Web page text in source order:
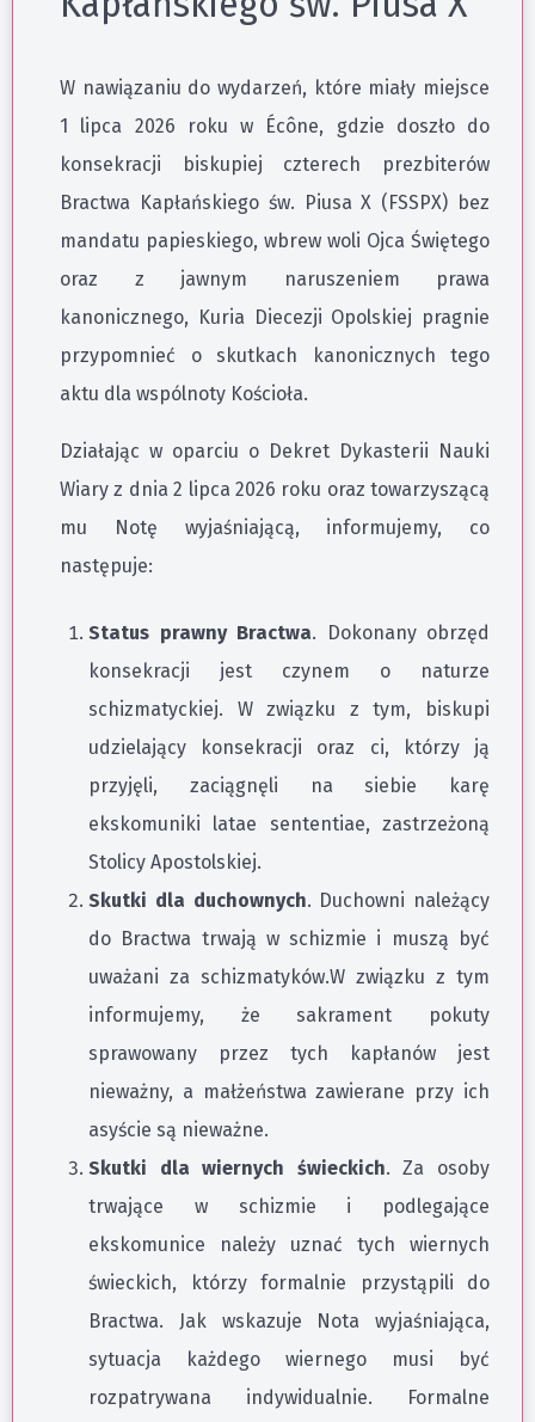
W nawiązaniu do wydarzeń, które miały miejsce
1 lipca 2026 roku w Écône, gdzie doszło do
konsekracji biskupiej czterech prezbiterów
Bractwa Kapłańskiego św. Piusa X (FSSPX) bez
mandatu papieskiego, wbrew woli Ojca Świętego
oraz z jawnym naruszeniem prawa
kanonicznego, Kuria Diecezji Opolskiej pragnie
przypomnieć o skutkach kanonicznych tego
aktu dla wspólnoty Kościoła.
Działając w oparciu o Dekret Dykasterii Nauki
Wiary z dnia 2 lipca 2026 roku oraz towarzyszącą
mu Notę wyjaśniającą, informujemy, co
następuje:
Status prawny Bractwa. Dokonany obrzęd
konsekracji jest czynem o naturze
schizmatyckiej. W związku z tym, biskupi
udzielający konsekracji oraz ci, którzy ją
przyjęli, zaciągnęli na siebie karę
ekskomuniki latae sententiae, zastrzeżoną
Stolicy Apostolskiej.
Skutki dla duchownych. Duchowni należący
do Bractwa trwają w schizmie i muszą być
uważani za schizmatyków.W związku z tym
informujemy, że sakrament pokuty
sprawowany przez tych kapłanów jest
nieważny, a małżeństwa zawierane przy ich
asyście są nieważne.
Skutki dla wiernych świeckich. Za osoby
trwające w schizmie i podlegające
ekskomunice należy uznać tych wiernych
świeckich, którzy formalnie przystąpili do
Bractwa. Jak wskazuje Nota wyjaśniająca,
sytuacja każdego wiernego musi być
rozpatrywana indywidualnie. Formalne